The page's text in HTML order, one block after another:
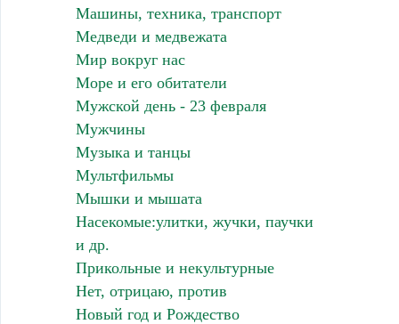
Машины, техника, транспорт
Медведи и медвежата
Мир вокруг нас
Море и его обитатели
Мужской день - 23 февраля
Мужчины
Музыка и танцы
Мультфильмы
Мышки и мышата
Насекомые:улитки, жучки, паучки
и др.
Прикольные и некультурные
Нет, отрицаю, против
Новый год и Рождество